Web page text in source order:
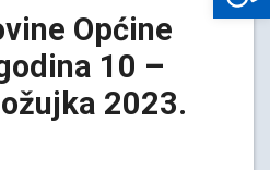
Općine
10 –
2023.